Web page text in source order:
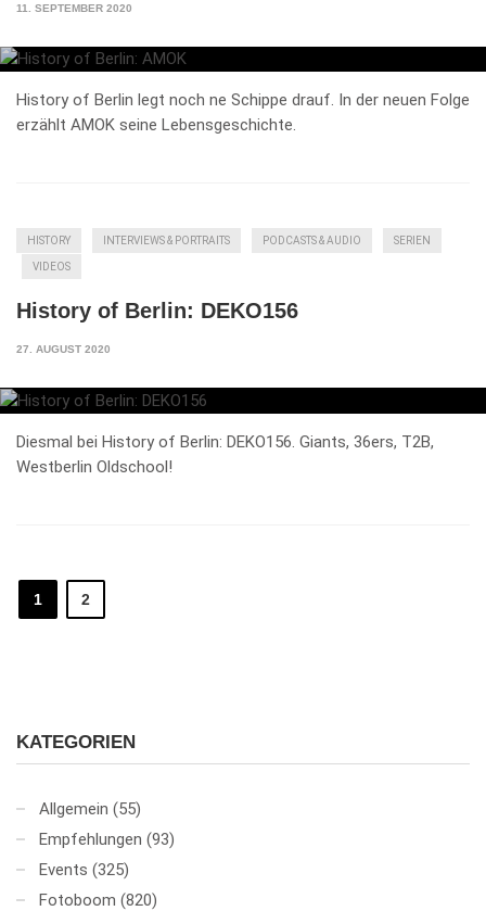
11. SEPTEMBER 2020
History of Berlin legt noch ne Schippe drauf. In der neuen Folge
erzählt AMOK seine Lebensgeschichte.
HISTORY INTERVIEWS & PORTRAITS PODCASTS & AUDIO SERIEN
VIDEOS
History of Berlin: DEKO156
27. AUGUST 2020
Diesmal bei History of Berlin: DEKO156. Giants, 36ers, T2B,
Westberlin Oldschool!
1 2
KATEGORIEN
Allgemein (55)
Empfehlungen (93)
Events (325)
Fotoboom (820)